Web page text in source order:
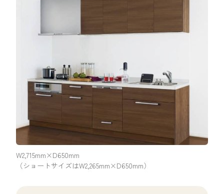
W2,715mm×D650mm
（ショートサイズはW2,265mm×D650mm）